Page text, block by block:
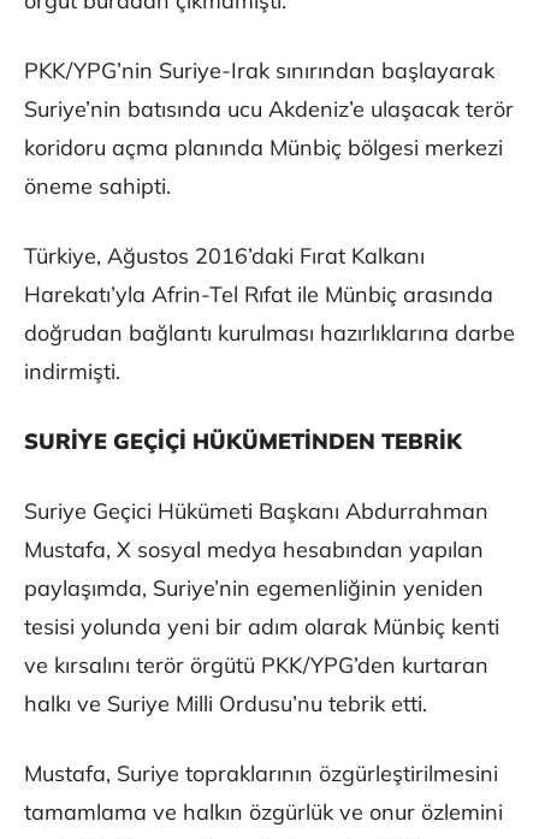
PKK/YPG’nin Suriye-Irak sınırından başlayarak
Suriye’nin batısında ucu Akdeniz’e ulaşacak terör
koridoru açma planında Münbiç bölgesi merkezi
öneme sahipti.
Türkiye, Ağustos 2016’daki Fırat Kalkanı
Harekatı’yla Afrin-Tel Rıfat ile Münbiç arasında
doğrudan bağlantı kurulması hazırlıklarına darbe
indirmişti.
SURİYE GEÇİÇİ HÜKÜMETİNDEN TEBRİK
Suriye Geçici Hükümeti Başkanı Abdurrahman
Mustafa, X sosyal medya hesabından yapılan
paylaşımda, Suriye’nin egemenliğinin yeniden
tesisi yolunda yeni bir adım olarak Münbiç kenti
ve kırsalını terör örgütü PKK/YPG’den kurtaran
halkı ve Suriye Milli Ordusu’nu tebrik etti.
Mustafa, Suriye topraklarının özgürleştirilmesini
tamamlama ve halkın özgürlük ve onur özlemini